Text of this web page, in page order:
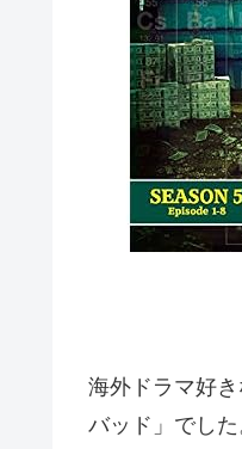
海外ドラマ好
バッド」でした